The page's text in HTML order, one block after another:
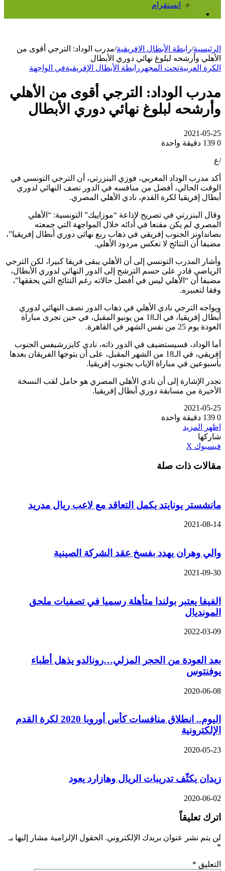
انستقرام
الرئيسية/رابطة الأبطال الإفريقية/مدرب الوداد: الترجي أقوى من
الأهلي وأرشحه لبلوغ نهائي دوري الأبطال
الكرة العربيةتحت المجهر رابطة الأبطال الإفريقيةفي الواجهة
مدرب الوداد: الترجي أقوى من الأهلي
وأرشحه لبلوغ نهائي دوري الأبطال
2021-05-25
0
دقيقة واحدة
/ع
أكد مدرب الوداد المغربي، فوزي البنزرتي، أن الترجي التونسي في
الوقت الحالي، أفضل من منافسه في الدور نصف النهائي لدوري
أبطال إفريقيا لكرة القدم، نادي الأهلي المصري.
وقال البنزرتي في تصريح لإذاعة “موزاييك” التونسية: “الأهلي
المصري لم يكن مقنعا في أدائه خلال المواجهة التي جمعته
بصانداونز الجنوب إفريقي في ذهاب ربع نهائي دوري أبطال إفريقيا”،
مضيفا أن النتائج لا تعكس مردود الأهلي.
وأشار المدرب التونسي إلى أن الأهلي يبقى فريقا كبيرا، لكن الترجي
الرياضي قادر على حسم الترشح إلى الدور النهائي لدوري الأبطال،
مضيفا أن “الأهلي ليس في أفضل حالاته رغم النتائج التي يحققها”،
وفقا لتعبيره.
ويواجه الترجي نادي الأهلي في ذهاب الدور نصف النهائي لدوري
أبطال إفريقيا، في الـ18 من يونيو المقبل، في حين تجرى مباراة
العودة يوم 25 من نفس الشهر في القاهرة.
أما الوداد، فسيستضيف في الدور ذاته، نادي كايزرشيفس الجنوب
إفريقي، في الـ18 من الشهر المقبل، على أن يتوجها الفريقان بعدها
بأسبوعين في مباراة الإياب بجنوب إفريقيا.
تجدر الإشارة إلى أن نادي الأهلي المصري هو حامل لقب النسخة
الأخيرة من مسابقة دوري أبطال إفريقيا.
2021-05-25
0
دقيقة واحدة
اظهر المزيد
شاركها
فيسبوك ‫X
البريد
مقالات ذات صلة
مانشستر يونايتد يكمل التعاقد مع لاعب ريال مدريد
2021-08-14
والي وهران يهدد بفسخ عقد الشركة الصينية
2021-09-30
الفيفا يعتبر بولندا متأهلة رسميا في تصفيات ملحق
المونديال
2022-03-09
بعد العودة من الحجر المزلي…رونالدو يذهل أطباء
يوفنتوس
2020-06-08
اليوم.. انطلاق منافسات كأس أوروبا 2020 لكرة القدم
الإلكترونية
2020-05-23
زيدان يكثّف تدريبات الريال وهازارد يعود
2020-06-02
اترك تعليقاً
لن يتم نشر عنوان بريدك الإلكتروني. الحقول الإلزامية مشار إليها بـ
*
التعليق *